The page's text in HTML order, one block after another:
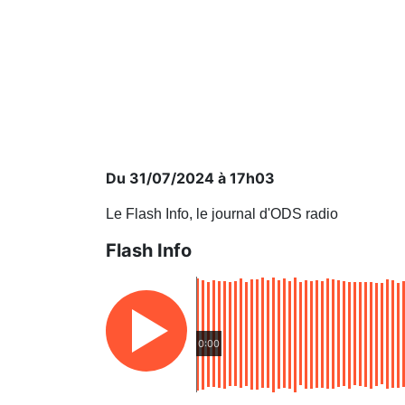
Du 31/07/2024 à 17h03
Le Flash Info, le journal d'ODS radio
Flash Info
0:00